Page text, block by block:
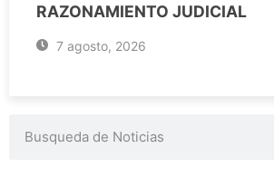
RAZONAMIENTO JUDICIAL
7 agosto, 2026